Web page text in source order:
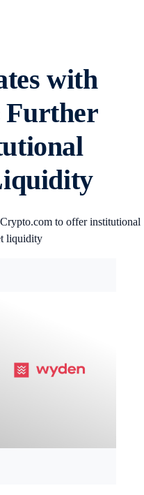
with
Further
to offer institutional
liquidity